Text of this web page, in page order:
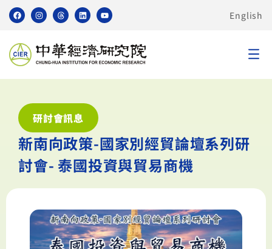
English
研討會訊息
新南向政策-國家別經貿論壇系列研
討會- 泰國投資與貿易商機